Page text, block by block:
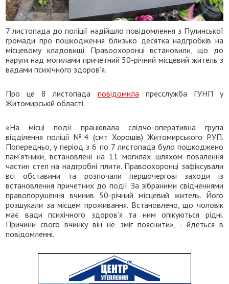
7 листопада до поліції надійшло повідомлення з Пулинської
громади про пошкодження близько десятка надгробків на
місцевому кладовищі. Правоохоронці встановили, що до
наруги над могилами причетний 50-річний місцевий житель з
вадами психічного здоров’я.
Про це 8 листопада повідомила пресслужба ГУНП у
Житомирській області.
«На місці події працювала слідчо-оперативна група
відділення поліції №4 (смт Хорошів) Житомирського РУП.
Попередньо, у період з 6 по 7 листопада було пошкоджено
пам’ятники, встановлені на 11 могилах шляхом повалення
частин стел на надгробні плити. Правоохоронці зафіксували
всі обставини та розпочали першочергові заходи із
встановлення причетних до події. За зібраними свідченнями
правопорушення вчинив 50-річний місцевий житель. Його
розшукали за місцем проживання. Встановлено, що чоловік
має вади психічного здоров’я та ним опікуються рідні.
Причини свого вчинку він не зміг пояснити», - йдеться в
повідомленні.